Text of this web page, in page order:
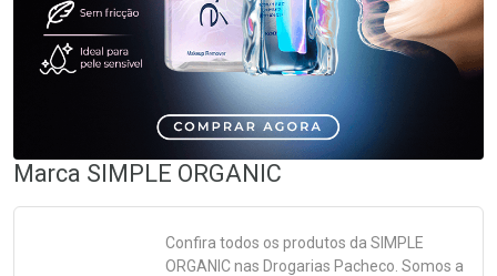
Marca SIMPLE ORGANIC
Confira todos os produtos da SIMPLE
ORGANIC nas Drogarias Pacheco. Somos a